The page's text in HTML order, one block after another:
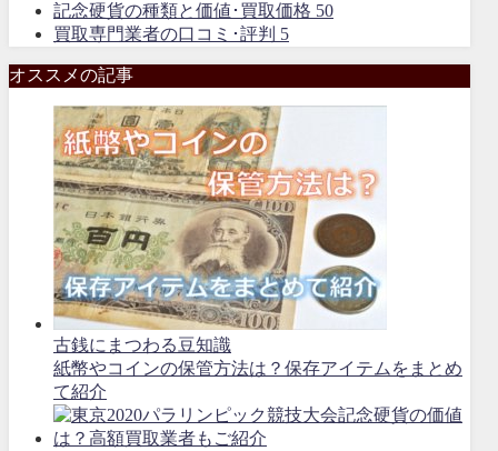
記念硬貨の種類と価値･買取価格 50
買取専門業者の口コミ･評判 5
オススメの記事
古銭にまつわる豆知識
紙幣やコインの保管方法は？保存アイテムをまとめ
て紹介